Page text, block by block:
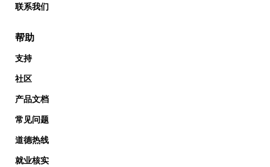
联系我们
帮助
支持
社区
产品文档
常见问题
道德热线
就业核实